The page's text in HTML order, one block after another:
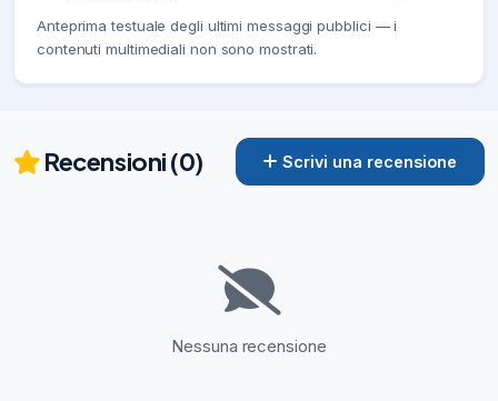
#News
Il Fondatore di Kakao è stato arrestato
fatto guerra a Tachiyomi e ha "perso",
visto che alla fine non è cambiato nulla
Kim Beom-su, fondatore miliardario di
Kakao, è stato arrestato con l'accusa di
manipolazione del prezzo delle azioni
relative all'investimento della
Anteprima testuale degli ultimi messaggi pubblici — i
contenuti multimediali non sono mostrati.
Recensioni (0) Scrivi una recensione
Nessuna recensione